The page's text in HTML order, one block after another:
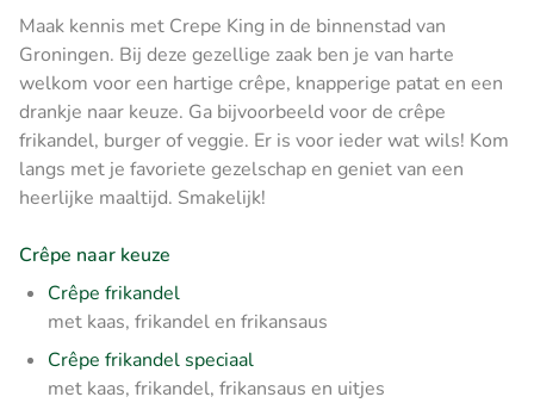
Maak kennis met Crepe King in de binnenstad van
Groningen. Bij deze gezellige zaak ben je van harte
welkom voor een hartige crêpe, knapperige patat en een
drankje naar keuze. Ga bijvoorbeeld voor de crêpe
frikandel, burger of veggie. Er is voor ieder wat wils! Kom
langs met je favoriete gezelschap en geniet van een
heerlijke maaltijd. Smakelijk!
Crêpe naar keuze
Crêpe frikandel
met kaas, frikandel en frikansaus
Crêpe frikandel speciaal
met kaas, frikandel, frikansaus en uitjes